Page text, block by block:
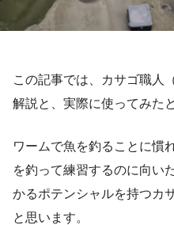
この記事では、カサゴ職人
解説と、実際に使ってみた
ワームで魚を釣ることに慣
を釣って練習するのに向い
かるポテンシャルを持つカ
と思います。